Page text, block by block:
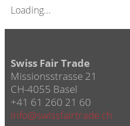
Loading...
Swiss Fair Trade
Missionsstrasse 21
CH-4055 Basel
+41 61 260 21 60
info@swissfairtrade.ch